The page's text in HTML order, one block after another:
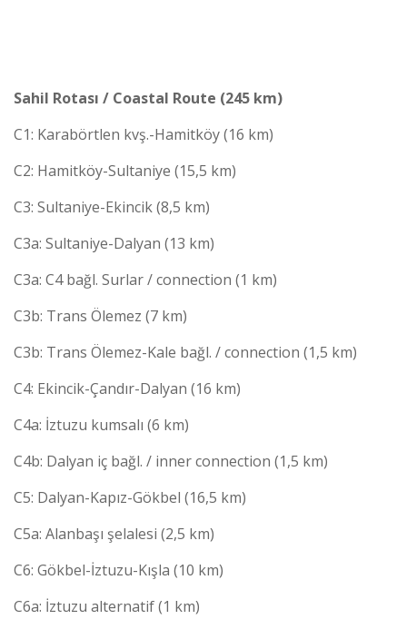
Sahil Rotası / Coastal Route (245 km)
C1: Karabörtlen kvş.-Hamitköy (16 km)
C2: Hamitköy-Sultaniye (15,5 km)
C3: Sultaniye-Ekincik (8,5 km)
C3a: Sultaniye-Dalyan (13 km)
C3a: C4 bağl. Surlar / connection (1 km)
C3b: Trans Ölemez (7 km)
C3b: Trans Ölemez-Kale bağl. / connection (1,5 km)
C4: Ekincik-Çandır-Dalyan (16 km)
C4a: İztuzu kumsalı (6 km)
C4b: Dalyan iç bağl. / inner connection (1,5 km)
C5: Dalyan-Kapız-Gökbel (16,5 km)
C5a: Alanbaşı şelalesi (2,5 km)
C6: Gökbel-İztuzu-Kışla (10 km)
C6a: İztuzu alternatif (1 km)